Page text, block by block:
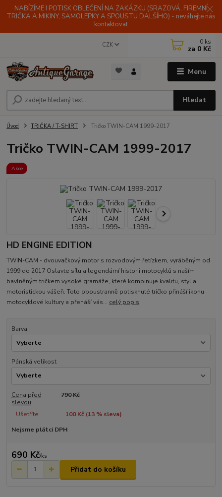
NABÍZÍME I POTISK OBLEČENÍ NA ZAKÁZKU (SRAZOVÁ, FIREMNÍ
TRIČKA A MIKINY, SAMOLEPKY A SPOUSTU DALŠÍHO) - neváhejte nás
kontaktovat
Menu
CZK
Hledat
0 ks
za 0 Kč
Úvod TRIČKA / T-SHIRT Tričko TWIN-CAM 1999-2017
Tričko TWIN-CAM 1999-2017
Akce
HD ENGINE EDITION
TWIN-CAM - dvouvačkový motor s rozvodovým řetízkem, vyráběným od
1999 do 2017 Oslavte sílu a legendární historii motocyklů s naším
bavlněným tričkem vysoké gramáže, které kombinuje kvalitu, styl a
motoristickou vášeň. Toto oboustranně potisknuté tričko přináší ikonu
motocyklové kultury a přenáší vás... celý popis
Barva
Pánská velikost
Cena před
slevou
790 Kč
Ušetříte 100 Kč (13% sleva)
Nejsme plátci DPH
690 Kč/ks
Přidat do košíku